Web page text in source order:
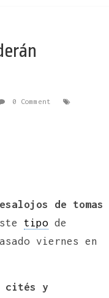
0 Comment
de tomas
tipo de
viernes en
cités y